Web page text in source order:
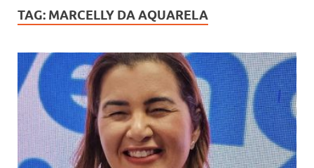
TAG: MARCELLY DA AQUARELA